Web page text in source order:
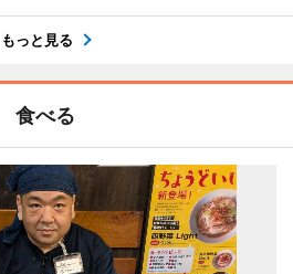
もっと見る
食べる